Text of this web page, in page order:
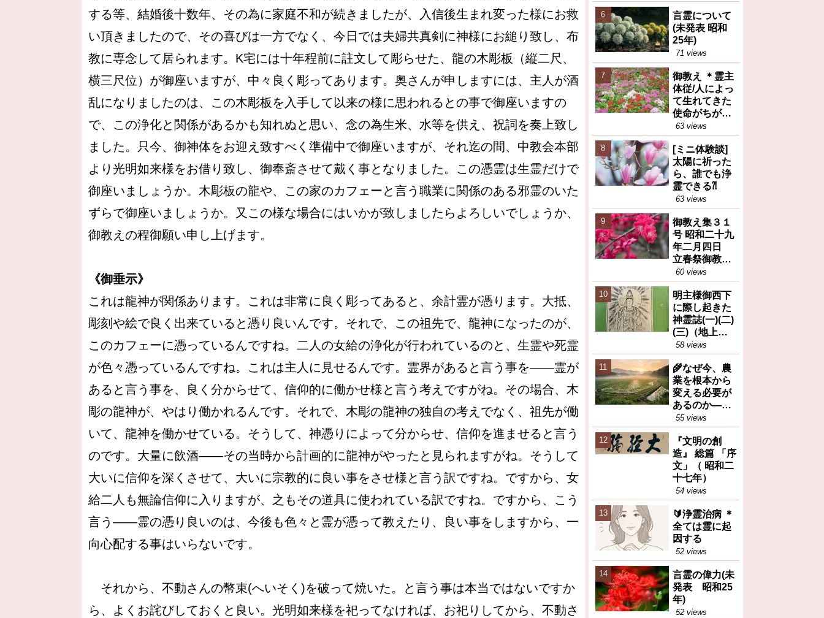
する等、結婚後十数年、その為に家庭不和が続きましたが、入信後生まれ変った様にお救
い頂きましたので、その喜びは一方でなく、今日では夫婦共真剣に神様にお縋り致し、布
教に専念して居られます。K宅には十年程前に註文して彫らせた、龍の木彫板（縦二尺、
横三尺位）が御座いますが、中々良く彫ってあります。奥さんが申しますには、主人が酒
乱になりましたのは、この木彫板を入手して以来の様に思われるとの事で御座いますの
で、この浄化と関係があるかも知れぬと思い、念の為生米、水等を供え、祝詞を奏上致し
ました。只今、御神体をお迎え致すべく準備中で御座いますが、それ迄の間、中教会本部
より光明如来様をお借り致し、御奉斎させて戴く事となりました。この憑霊は生霊だけで
御座いましょうか。木彫板の龍や、この家のカフェーと言う職業に関係のある邪霊のいた
ずらで御座いましょうか。又この様な場合にはいかが致しましたらよろしいでしょうか、
御教えの程御願い申し上げます。
《御垂示》
これは龍神が関係あります。これは非常に良く彫ってあると、余計霊が憑ります。大抵、
彫刻や絵で良く出来ていると憑り良いんです。それで、この祖先で、龍神になったのが、
このカフェーに憑っているんですね。二人の女給の浄化が行われているのと、生霊や死霊
が色々憑っているんですね。これは主人に見せるんです。霊界があると言う事を――霊が
あると言う事を、良く分からせて、信仰的に働かせ様と言う考えですがね。その場合、木
彫の龍神が、やはり働かれるんです。それで、木彫の龍神の独自の考えでなく、祖先が働
いて、龍神を働かせている。そうして、神憑りによって分からせ、信仰を進ませると言う
のです。大量に飲酒――その当時から計画的に龍神がやったと見られますがね。そうして
大いに信仰を深くさせて、大いに宗教的に良い事をさせ様と言う訳ですね。ですから、女
給二人も無論信仰に入りますが、之もその道具に使われている訳ですね。ですから、こう
言う――霊の憑り良いのは、今後も色々と霊が憑って教えたり、良い事をしますから、一
向心配する事はいらないです。
それから、不動さんの幣束(へいそく)を破って焼いた。と言う事は本当ではないですか
ら、よくお詫びしておくと良い。光明如来様を祀ってなければ、お祀りしてから、不動さ
言霊について
(未発表 昭和
25年)
71 views
御教え ＊霊主
体従/人によっ
て生れてきた
使命がちがう
(御教え集27号
昭和28年10月
6日③)
63 views
[ミニ体験談]
太陽に祈った
ら、誰でも浄
霊できる⁈
63 views
御教え集３１
号 昭和二十九
年二月四日
立春祭御教え
※人間が善と
か悪とか決め
るのは大変な
間違い等
60 views
明主様御西下
に際し起きた
神霊誌(一)(二)
(三)（地上天
国31号 昭和26
年12月25日）
58 views
🌾なぜ今、農
業を根本から
変える必要が
あるのか――
岡田茂吉が訴
えた食糧問題
の本質（トピ
ックス）
55 views
『文明の創
造』 総篇 「序
文」（ 昭和二
十七年）
54 views
🔰浄霊治病 ＊
全ては霊に起
因する
52 views
言霊の偉力(未
発表 昭和25
年)
52 views